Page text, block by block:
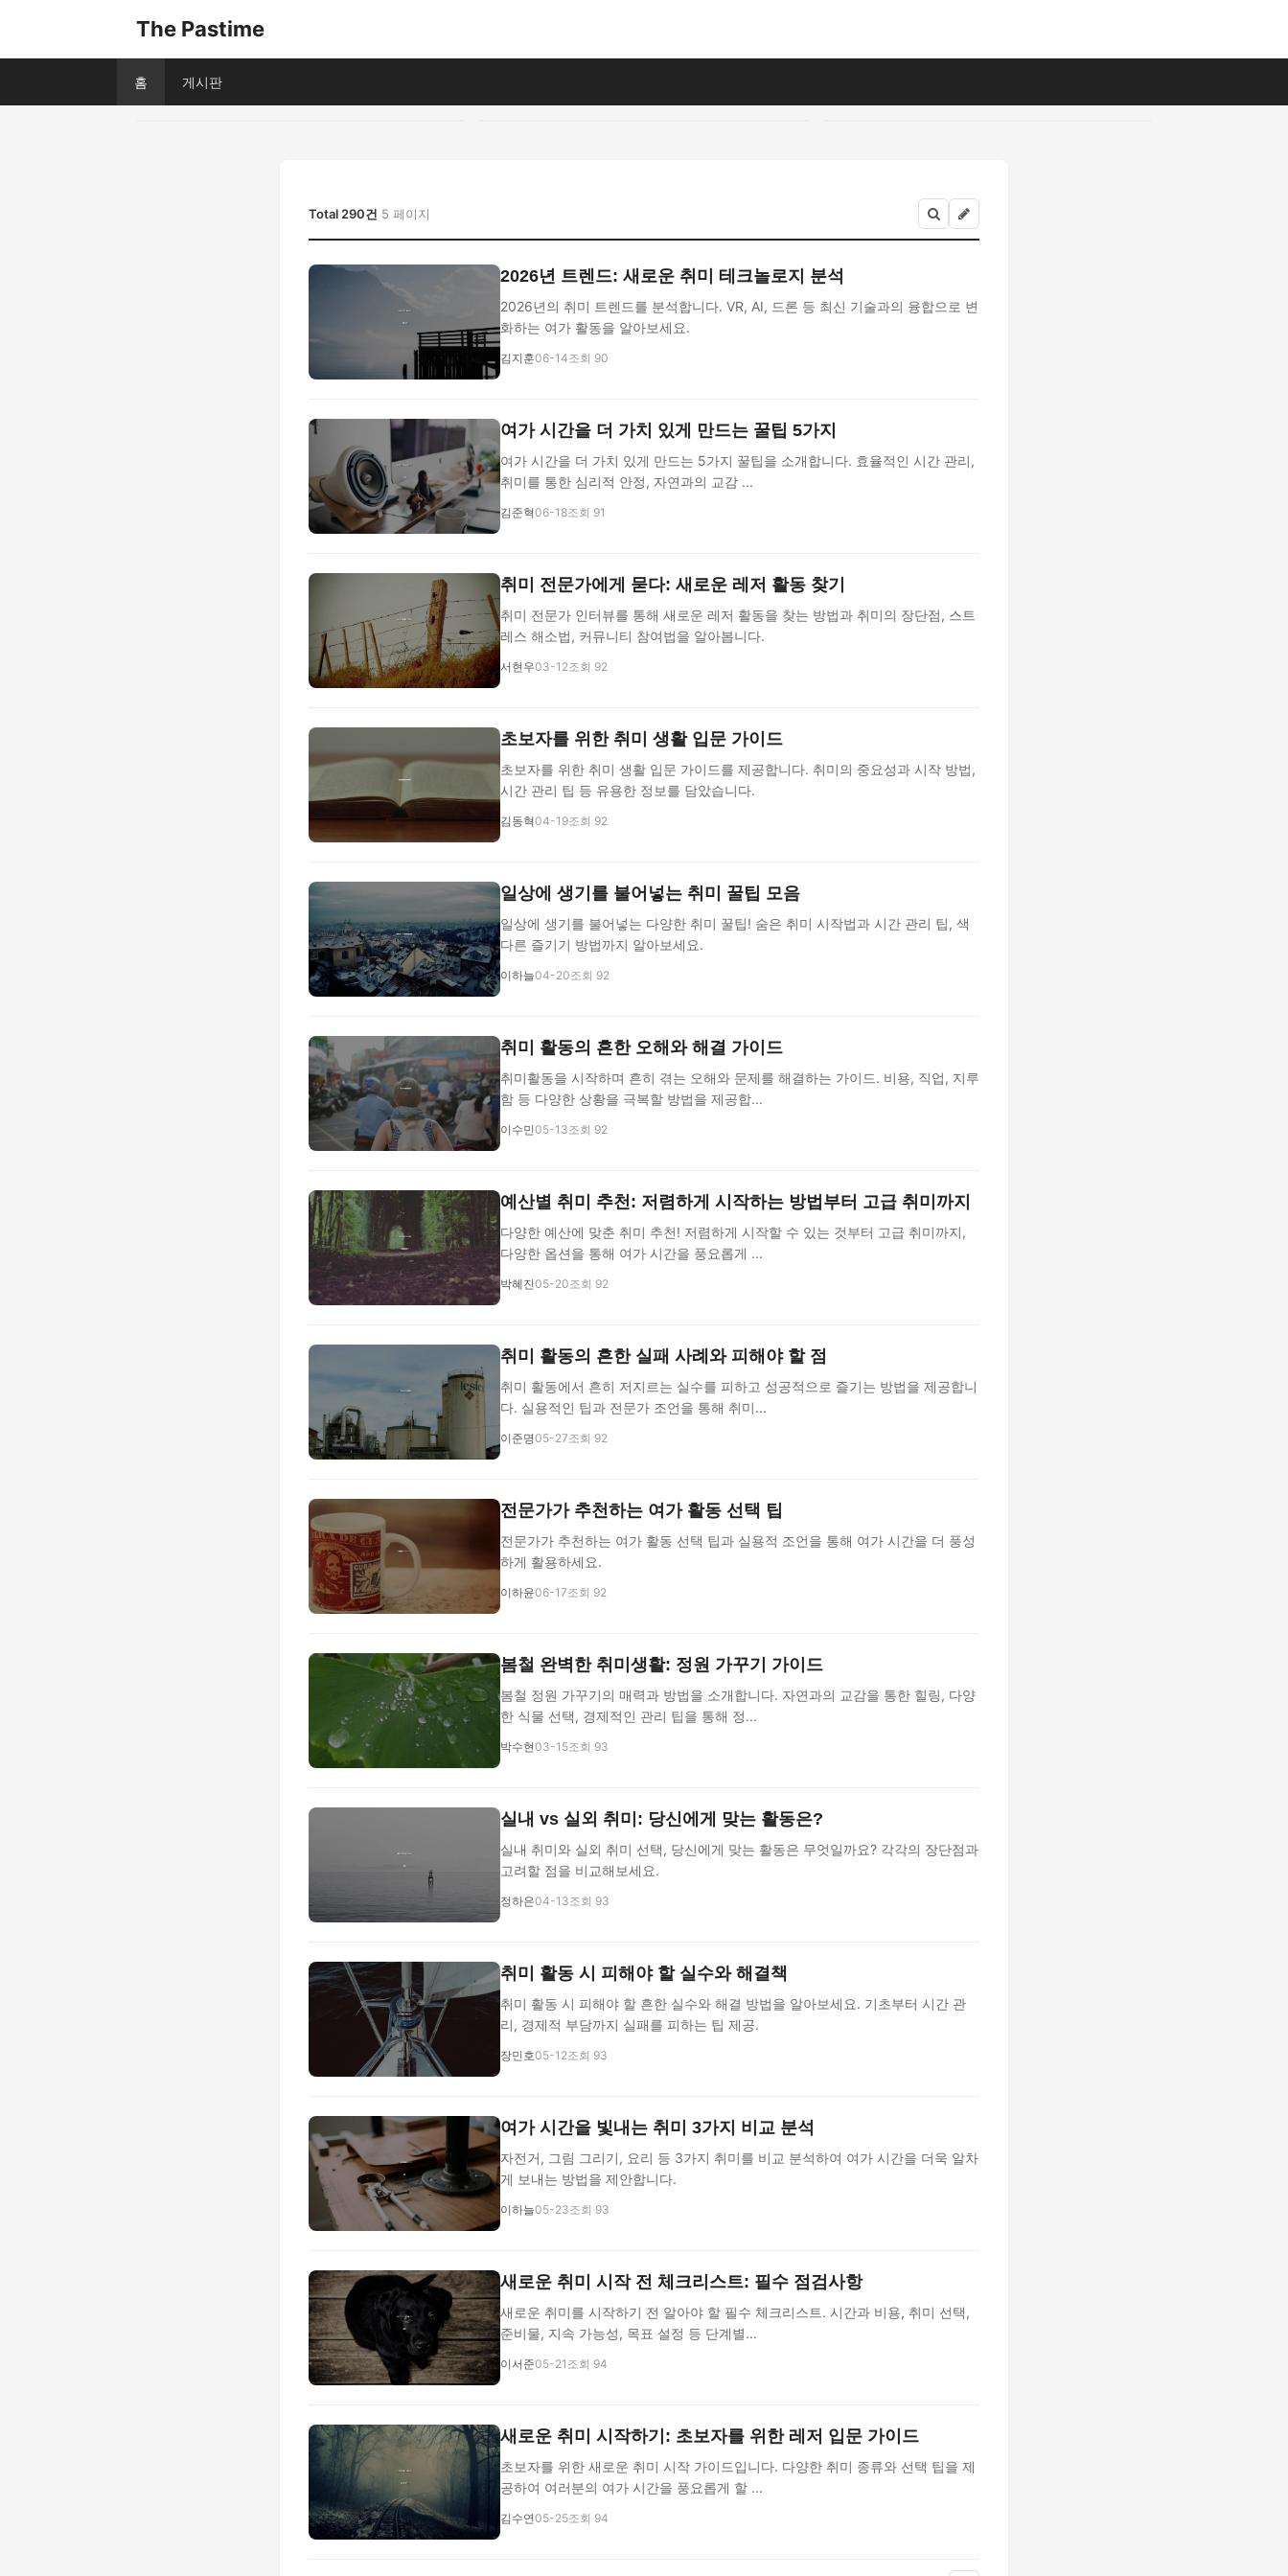
The Pastime
홈 게시판
Total 290건 5 페이지
2026년 트렌드: 새로운 취미 테크놀로지 분석
2026년의 취미 트렌드를 분석합니다. VR, AI, 드론 등 최신 기술과의 융합으로 변
화하는 여가 활동을 알아보세요.
김지훈06-14조회 90
여가 시간을 더 가치 있게 만드는 꿀팁 5가지
여가 시간을 더 가치 있게 만드는 5가지 꿀팁을 소개합니다. 효율적인 시간 관리,
취미를 통한 심리적 안정, 자연과의 교감 ...
김준혁06-18조회 91
취미 전문가에게 묻다: 새로운 레저 활동 찾기
취미 전문가 인터뷰를 통해 새로운 레저 활동을 찾는 방법과 취미의 장단점, 스트
레스 해소법, 커뮤니티 참여법을 알아봅니다.
서현우03-12조회 92
초보자를 위한 취미 생활 입문 가이드
초보자를 위한 취미 생활 입문 가이드를 제공합니다. 취미의 중요성과 시작 방법,
시간 관리 팁 등 유용한 정보를 담았습니다.
김동혁04-19조회 92
일상에 생기를 불어넣는 취미 꿀팁 모음
일상에 생기를 불어넣는 다양한 취미 꿀팁! 숨은 취미 시작법과 시간 관리 팁, 색
다른 즐기기 방법까지 알아보세요.
이하늘04-20조회 92
취미 활동의 흔한 오해와 해결 가이드
취미활동을 시작하며 흔히 겪는 오해와 문제를 해결하는 가이드. 비용, 직업, 지루
함 등 다양한 상황을 극복할 방법을 제공합...
이수민05-13조회 92
예산별 취미 추천: 저렴하게 시작하는 방법부터 고급 취미까지
다양한 예산에 맞춘 취미 추천! 저렴하게 시작할 수 있는 것부터 고급 취미까지,
다양한 옵션을 통해 여가 시간을 풍요롭게 ...
박혜진05-20조회 92
취미 활동의 흔한 실패 사례와 피해야 할 점
취미 활동에서 흔히 저지르는 실수를 피하고 성공적으로 즐기는 방법을 제공합니
다. 실용적인 팁과 전문가 조언을 통해 취미...
이준명05-27조회 92
전문가가 추천하는 여가 활동 선택 팁
전문가가 추천하는 여가 활동 선택 팁과 실용적 조언을 통해 여가 시간을 더 풍성
하게 활용하세요.
이하윤06-17조회 92
봄철 완벽한 취미생활: 정원 가꾸기 가이드
봄철 정원 가꾸기의 매력과 방법을 소개합니다. 자연과의 교감을 통한 힐링, 다양
한 식물 선택, 경제적인 관리 팁을 통해 정...
박수현03-15조회 93
실내 vs 실외 취미: 당신에게 맞는 활동은?
실내 취미와 실외 취미 선택, 당신에게 맞는 활동은 무엇일까요? 각각의 장단점과
고려할 점을 비교해보세요.
정하은04-13조회 93
취미 활동 시 피해야 할 실수와 해결책
취미 활동 시 피해야 할 흔한 실수와 해결 방법을 알아보세요. 기초부터 시간 관
리, 경제적 부담까지 실패를 피하는 팁 제공.
장민호05-12조회 93
여가 시간을 빛내는 취미 3가지 비교 분석
자전거, 그림 그리기, 요리 등 3가지 취미를 비교 분석하여 여가 시간을 더욱 알차
게 보내는 방법을 제안합니다.
이하늘05-23조회 93
새로운 취미 시작 전 체크리스트: 필수 점검사항
새로운 취미를 시작하기 전 알아야 할 필수 체크리스트. 시간과 비용, 취미 선택,
준비물, 지속 가능성, 목표 설정 등 단계별...
이서준05-21 조회 94
새로운 취미 시작하기: 초보자를 위한 레저 입문 가이드
초보자를 위한 새로운 취미 시작 가이드입니다. 다양한 취미 종류와 선택 팁을 제
공하여 여러분의 여가 시간을 풍요롭게 할 ...
김수연05-25조회 94